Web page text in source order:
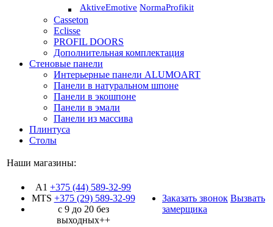
AktiveEmotive NormaProfikit
Casseton
Eclisse
PROFIL DOORS
Дополнительная комплектация
Стеновые панели
Интерьерные панели ALUMOART
Панели в натуральном шпоне
Панели в экошпоне
Панели в эмали
Панели из массива
Плинтуса
Столы
Наши магазины:
A1 +375 (44) 589-32-99
MTS +375 (29)589-32-99
с 9 до 20 без
выходных++
Заказать звонок Вызвать
замерщика